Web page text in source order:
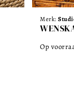
Merk:
Op